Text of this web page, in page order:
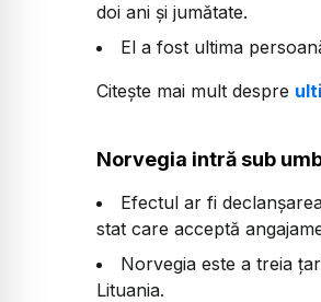
doi ani și jumătate.
El a fost ultima
Citește mai mult despre
Norvegia intră sub
Efectul ar fi
stat care acceptă
Norvegia este a treia
Lituania.